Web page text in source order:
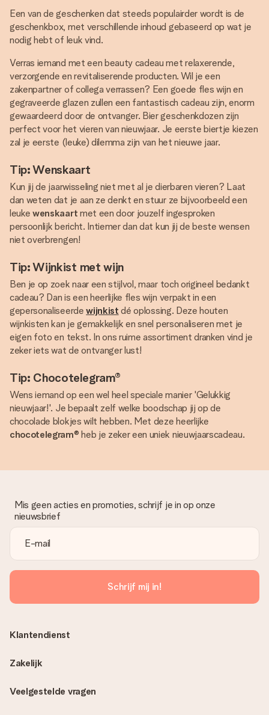
Een van de geschenken dat steeds populairder wordt is de
geschenkbox, met verschillende inhoud gebaseerd op wat je
nodig hebt of leuk vind.
Verras iemand met een beauty cadeau met relaxerende,
verzorgende en revitaliserende producten. Wil je een
zakenpartner of collega verrassen? Een goede fles wijn en
gegraveerde glazen zullen een fantastisch cadeau zijn, enorm
gewaardeerd door de ontvanger. Bier geschenkdozen zijn
perfect voor het vieren van nieuwjaar. Je eerste biertje kiezen
zal je eerste (leuke) dilemma zijn van het nieuwe jaar.
Tip: Wenskaart
Kun jij de jaarwisseling niet met al je dierbaren vieren? Laat
dan weten dat je aan ze denkt en stuur ze bijvoorbeeld een
leukewenskaart met een door jouzelf ingesproken
persoonlijk bericht. Intiemer dan dat kun jij de beste wensen
niet overbrengen!
Tip: Wijnkist met wijn
Ben je op zoek naar een stijlvol, maar toch origineel bedankt
cadeau? Dan is een heerlijke fles wijn verpakt in een
gepersonaliseerdewijnkist dé oplossing. Deze houten
wijnkisten kan je gemakkelijk en snel personaliseren met je
eigen foto en tekst. In ons ruime assortiment dranken vind je
zeker iets wat de ontvanger lust!
Tip: Chocotelegram®
Wens iemand op een wel heel speciale manier 'Gelukkig
nieuwjaar!'. Je bepaalt zelf welke boodschap jij op de
chocolade blokjes wilt hebben. Met deze heerlijke
chocotelegram® heb je zeker een uniek nieuwjaarscadeau.
Mis geen acties en promoties, schrijf je in op onze
nieuwsbrief
Schrijf mij in!
Veelgestelde vragen
Klantendienst
Zakelijk